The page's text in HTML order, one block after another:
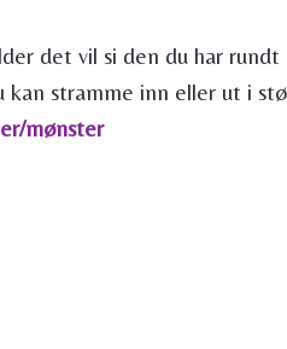
det vil si den du har
stramme inn eller ut i
mønster